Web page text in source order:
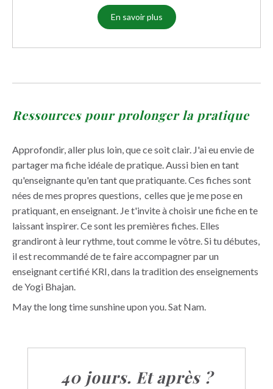
En savoir plus
Ressources pour prolonger la pratique
Approfondir, aller plus loin, que ce soit clair. J'ai eu envie de
partager ma fiche idéale de pratique. Aussi bien en tant
qu'enseignante qu'en tant que pratiquante. Ces fiches sont
nées de mes propres questions, celles que je me pose en
pratiquant, en enseignant. Je t'invite à choisir une fiche en te
laissant inspirer. Ce sont les premières fiches. Elles
grandiront à leur rythme, tout comme le vôtre. Si tu débutes,
il est recommandé de te faire accompagner par un
enseignant certifié KRI, dans la tradition des enseignements
de Yogi Bhajan.
May the long time sunshine upon you. Sat Nam.
40 jours. Et après ?